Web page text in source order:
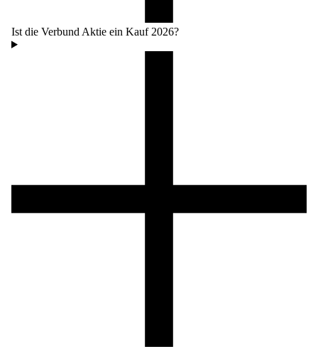
Ist die Verbund Aktie ein Kauf 2026?